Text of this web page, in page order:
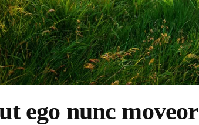
ego nunc moveor